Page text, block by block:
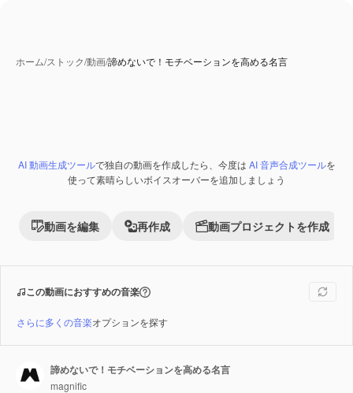
ホーム/ストック/動画/諦めないで！モチベーションを高める名言
Premium
AI 動画生成ツールで独自の動画を作成したら、今度は AI 音声合成ツールを
使って素晴らしいボイスオーバーを追加しましょう
動画を編集 再作成 動画プロジェクトを作成
この動画におすすめの音楽
さらに多くの音楽オプションを探す
諦めないで！モチベーションを高める名言
magnific